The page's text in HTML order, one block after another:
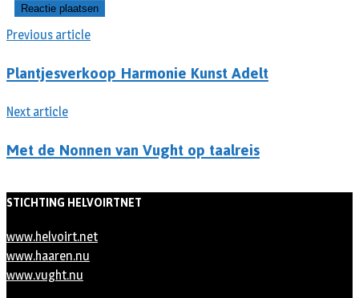
Previous article
Plantjesverkoop Harmonie Kunst Adelt
Next article
Met de Nonnen van Vught op taalreis
STICHTING HELVOIRTNET
www.helvoirt.net
www.haaren.nu
www.vught.nu